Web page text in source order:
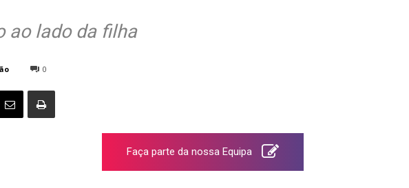
ao lado da filha
0
Faça parte da nossa Equipa